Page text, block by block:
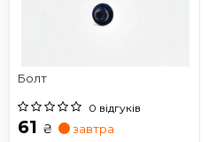
Болт
0 відгуків
61 ₴ завтра